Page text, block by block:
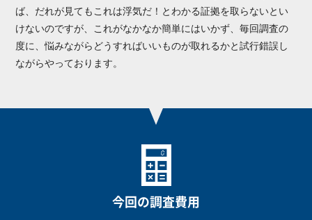
ば、だれが見てもこれは浮気だ！とわかる証拠を取らないとい
けないのですが、これがなかなか簡単にはいかず、毎回調査の
度に、悩みながらどうすればいいものが取れるかと試行錯誤し
ながらやっております。
今回の調査費用